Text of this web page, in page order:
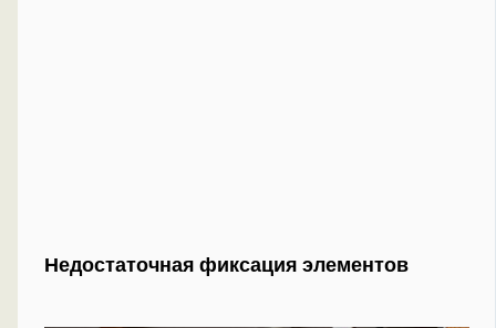
Недостаточная фиксация элементов